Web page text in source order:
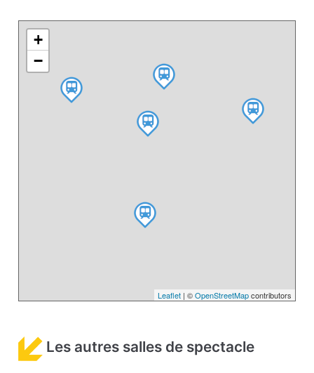
+
−
Leaflet| ©OpenStreetMapcontributors
Les autres salles de spectacle